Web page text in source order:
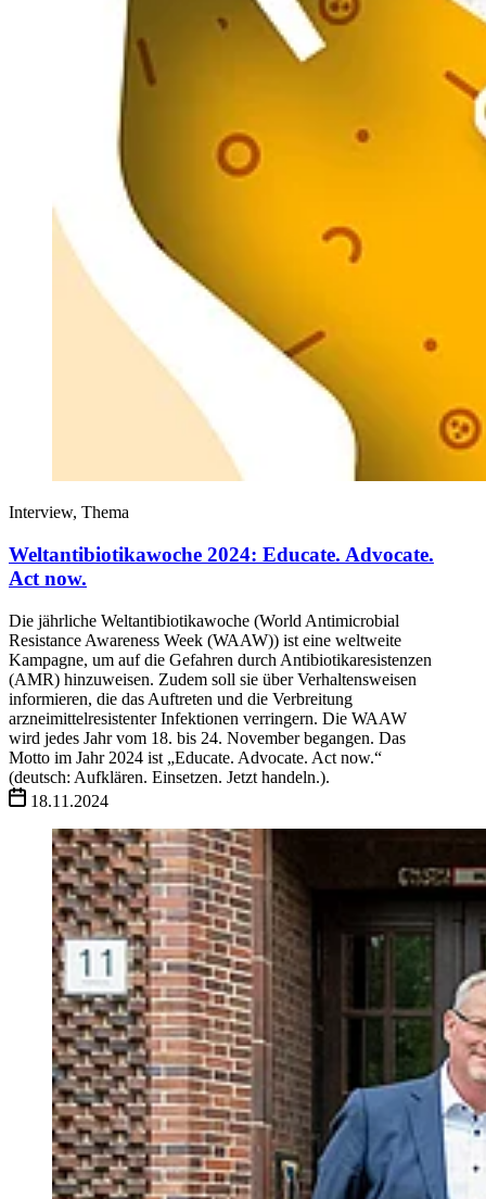
Interview, Thema
Weltantibiotikawoche 2024: Educate. Advocate.
Act now.
Die jährliche Weltantibiotikawoche (World Antimicrobial
Resistance Awareness Week (WAAW)) ist eine weltweite
Kampagne, um auf die Gefahren durch Antibiotikaresistenzen
(AMR) hinzuweisen. Zudem soll sie über Verhaltensweisen
informieren, die das Auftreten und die Verbreitung
arzneimittelresistenter Infektionen verringern. Die WAAW
wird jedes Jahr vom 18. bis 24. November begangen. Das
Motto im Jahr 2024 ist „Educate. Advocate. Act now.“
(deutsch: Aufklären. Einsetzen. Jetzt handeln.).
18.11.2024